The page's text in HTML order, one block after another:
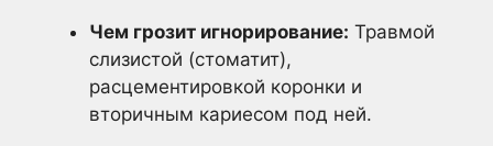
Чем грозит игнорирование: Травмой
слизистой (стоматит),
расцементировкой коронки и
вторичным кариесом под ней.